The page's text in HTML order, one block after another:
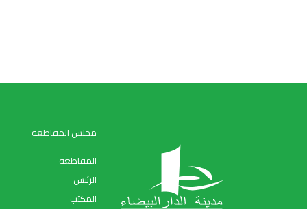
مجلس المقاطعة
المقاطعة
الرئيس
المكتب